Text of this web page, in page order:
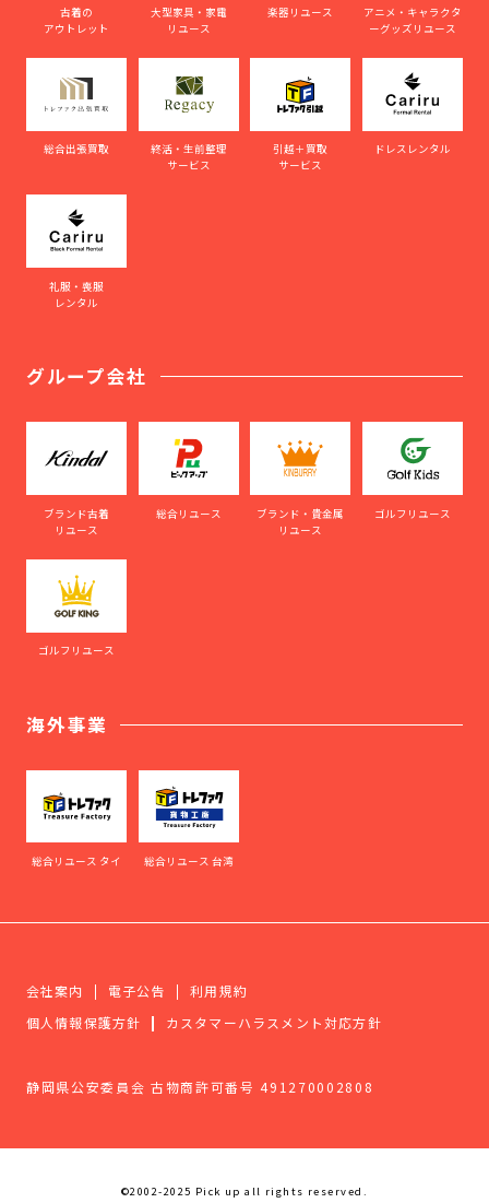
古着の
アウトレット
大型家具・家電
リユース
楽器リユース
アニメ・キャラクタ
ーグッズリユース
総合出張買取
終活・生前整理
サービス
引越＋買取
サービス
ドレスレンタル
礼服・喪服
レンタル
グループ会社
ブランド古着
リユース
総合リユース
ブランド・貴金属
リユース
ゴルフリユース
ゴルフリユース
海外事業
総合リユース タイ 総合リユース 台湾
会社案内 電子公告
利用規約
個人情報保護方針
カスタマーハラスメント対応方針
静岡県公安委員会 古物商許可番号 491270002808
©2002-2025 Pick up all rights reserved.